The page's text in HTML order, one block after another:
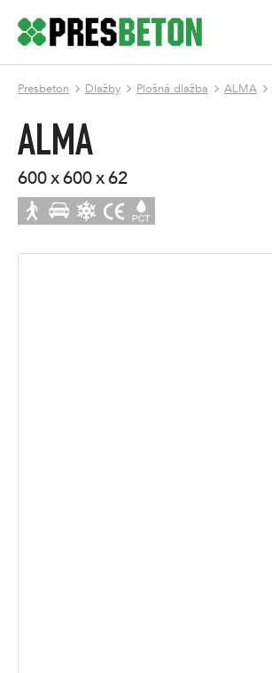
Presbeton Dlažby Plošná dlažba ALMA
ALMA
600 x 600 x 62